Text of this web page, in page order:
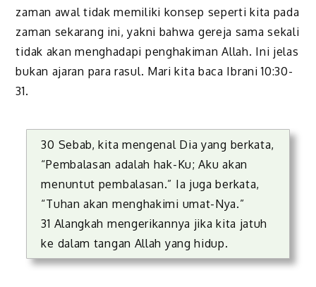
zaman awal tidak memiliki konsep seperti kita pada
zaman sekarang ini, yakni bahwa gereja sama sekali
tidak akan menghadapi penghakiman Allah. Ini jelas
bukan ajaran para rasul. Mari kita baca Ibrani 10:30-
31.
30 Sebab, kita mengenal Dia yang berkata,
“Pembalasan adalah hak-Ku; Aku akan
menuntut pembalasan.” Ia juga berkata,
“Tuhan akan menghakimi umat-Nya.”
31 Alangkah mengerikannya jika kita jatuh
ke dalam tangan Allah yang hidup.